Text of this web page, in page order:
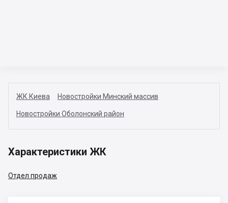
ЖК Киева Новостройки Минский массив
Новостройки Оболонский район
Характеристики ЖК
Отдел продаж